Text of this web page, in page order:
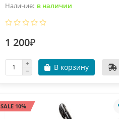
в наличии
1 200₽
В корзину
SALE 10%